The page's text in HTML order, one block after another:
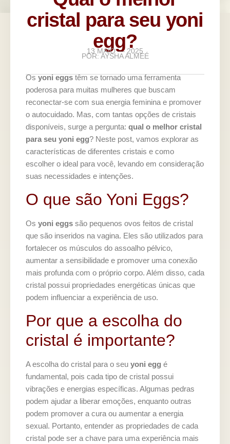
cristal para seu yoni
egg?
13 MAIO — 2025
POR:AYSHA ALMEÉ
Osyoni eggstêm se tornado uma ferramenta
poderosa para muitas mulheres que buscam
reconectar-se com sua energia feminina e promover
o autocuidado. Mas, com tantas opções de cristais
disponíveis, surge a pergunta: qual o melhor cristal
para seu yoni egg? Neste post, vamos explorar as
características de diferentes cristais e como
escolher o ideal para você, levando em consideração
suas necessidades e intenções.
O que são Yoni Eggs?
Os yoni eggs são pequenos ovos feitos de cristal
que são inseridos na vagina. Eles são utilizados para
fortalecer os músculos do assoalho pélvico,
aumentar a sensibilidade e promover uma conexão
mais profunda com o próprio corpo. Além disso, cada
cristal possui propriedades energéticas únicas que
podem influenciar a experiência de uso.
Por que a escolha do
cristal é importante?
A escolha do cristal para o seu yoni egg é
fundamental, pois cada tipo de cristal possui
vibrações e energias específicas. Algumas pedras
podem ajudar a liberar emoções, enquanto outras
podem promover a cura ou aumentar a energia
sexual. Portanto, entender as propriedades de cada
cristal pode ser a chave para uma experiência mais